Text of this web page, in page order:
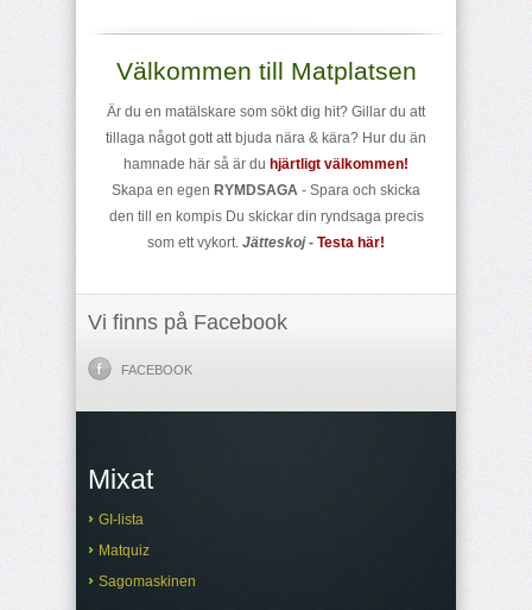
Välkommen till Matplatsen
Är du en matälskare som sökt dig hit? Gillar du att
tillaga något gott att bjuda nära & kära? Hur du än
hamnade här så är du hjärtligt välkommen!
Skapa en egen RYMDSAGA - Spara och skicka
den till en kompis Du skickar din ryndsaga precis
som ett vykort. Jätteskoj- Testa här!
Vi finns på Facebook
FACEBOOK
Mixat
GI-lista
Matquiz
Sagomaskinen